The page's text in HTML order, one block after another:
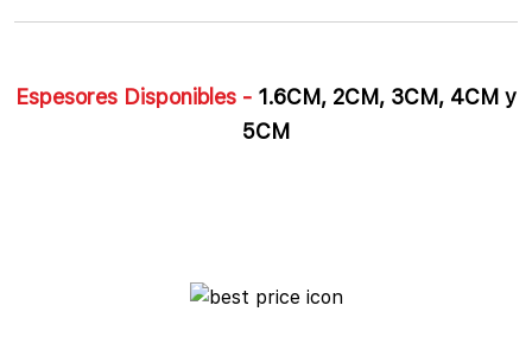
Espesores Disponibles - 1.6CM, 2CM, 3CM, 4CM y
5CM